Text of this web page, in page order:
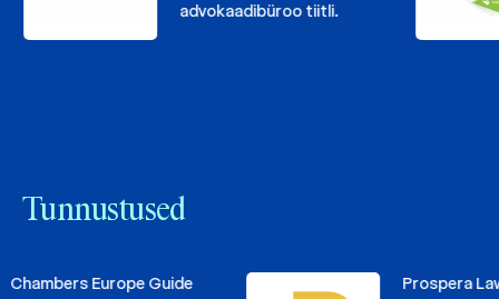
advokaadibüroo tiitli.
Tunnustused
Europe Guide
Prospera Law